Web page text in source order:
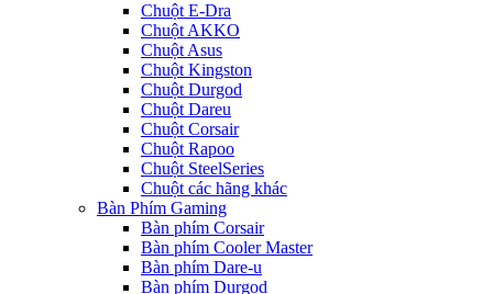
Chuột E-Dra
Chuột AKKO
Chuột Asus
Chuột Kingston
Chuột Durgod
Chuột Dareu
Chuột Corsair
Chuột Rapoo
Chuột SteelSeries
Chuột các hãng khác
Bàn Phím Gaming
Bàn phím Corsair
Bàn phím Cooler Master
Bàn phím Dare-u
Bàn phím Durgod